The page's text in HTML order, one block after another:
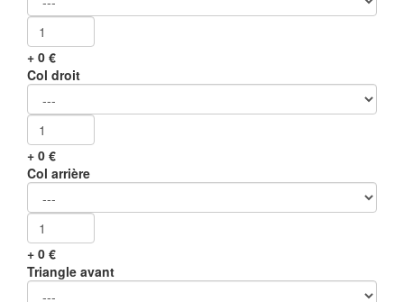
+ 0 €
Col droit
+ 0 €
Col arrière
+ 0 €
Triangle avant